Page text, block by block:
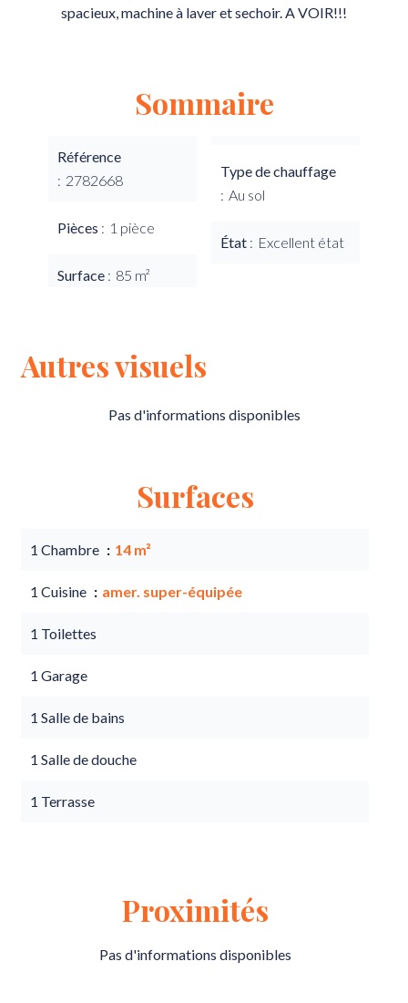
spacieux, machine à laver et sechoir. A VOIR!!!
Sommaire
Référence
2782668
Pièces 1 pièce
Surface 85 m²
Type de chauffage
Au sol
État Excellent état
Autres visuels
Pas d'informations disponibles
Surfaces
1 Chambre 14 m²
1 Cuisine amer. super-équipée
1 Toilettes
1 Garage
1 Salle de bains
1 Salle de douche
1 Terrasse
Proximités
Pas d'informations disponibles